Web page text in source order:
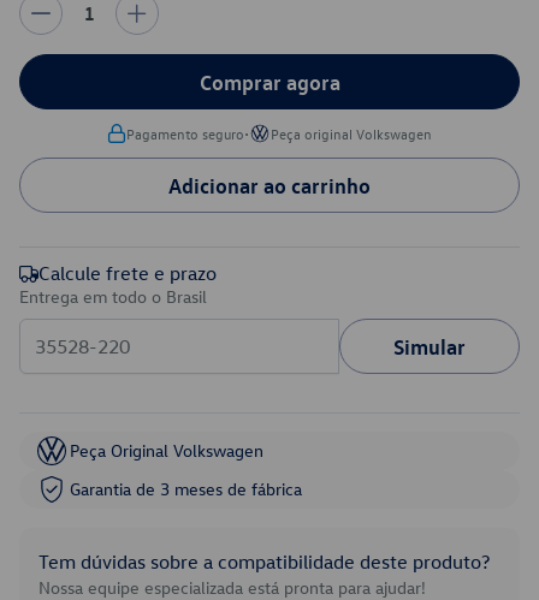
1
Comprar agora
Pagamento seguro• Peça original Volkswagen
Adicionar ao carrinho
Calcule frete e prazo
Entrega em todo o Brasil
Simular
Peça Original Volkswagen
Garantia de 3 meses de fábrica
Tem dúvidas sobre a compatibilidade deste produto?
Nossa equipe especializada está pronta para ajudar!